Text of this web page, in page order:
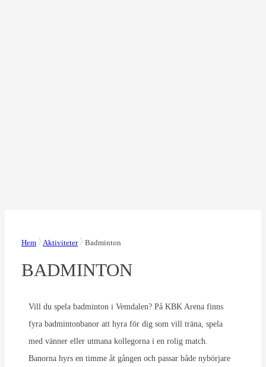
Hem Aktiviteter Badminton
BADMINTON
Vill du spela badminton i Vemdalen? På KBK Arena finns
fyra badmintonbanor att hyra för dig som vill träna, spela
med vänner eller utmana kollegorna i en rolig match.
Banorna hyrs en timme åt gången och passar både nybörjare